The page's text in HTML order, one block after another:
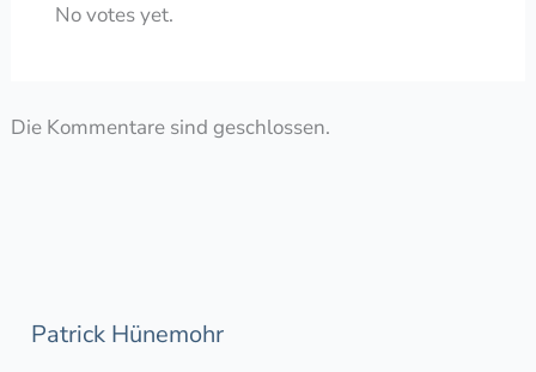
No votes yet.
Die Kommentare sind geschlossen.
Patrick Hünemohr